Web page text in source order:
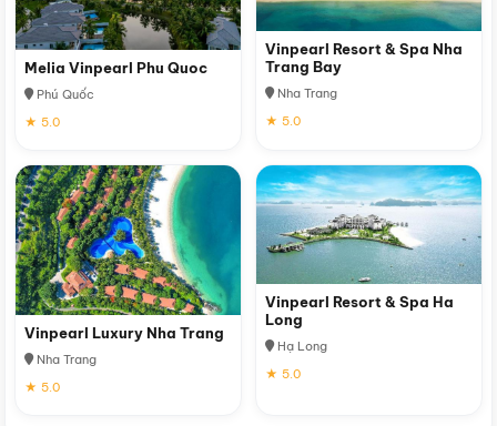
Melia Vinpearl Phu Quoc
Phú Quốc
★ 5.0
Vinpearl Resort & Spa Nha
Trang Bay
Nha Trang
★ 5.0
Vinpearl Luxury Nha Trang
Nha Trang
★ 5.0
Vinpearl Resort & Spa Ha
Long
Hạ Long
★ 5.0